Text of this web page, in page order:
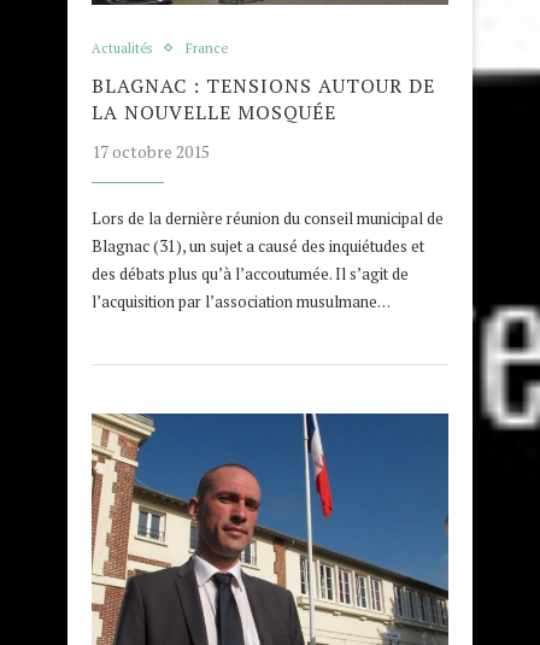
Actualités France
BLAGNAC : TENSIONS AUTOUR DE
LA NOUVELLE MOSQUÉE
17 octobre 2015
Lors de la dernière réunion du conseil municipal de
Blagnac (31), un sujet a causé des inquiétudes et
des débats plus qu’à l’accoutumée. Il s’agit de
l’acquisition par l’association musulmane…